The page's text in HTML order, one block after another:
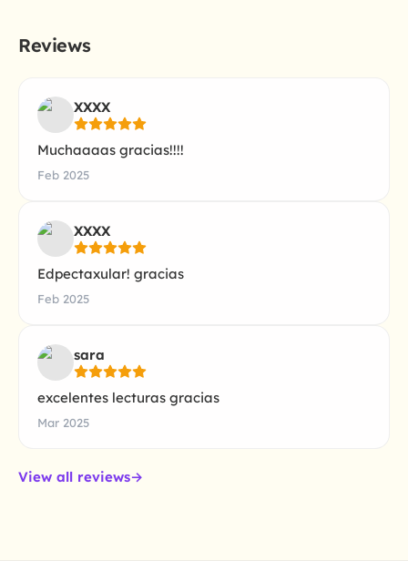
Reviews
XXXX
Muchaaaas gracias!!!!
Feb 2025
XXXX
Edpectaxular! gracias
Feb 2025
sara
excelentes lecturas gracias
Mar 2025
View all reviews→